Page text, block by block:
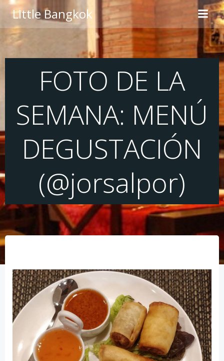
Saltar
al
contenido
Little Bangkok
FOTO DE LA
SEMANA: MENÚ
DEGUSTACIÓN
(@jorsalpor)